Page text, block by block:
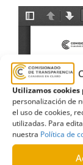
Utilizamos cookies
personalización de
el uso de cookies,
utilizadas. Para
nuestra Política de